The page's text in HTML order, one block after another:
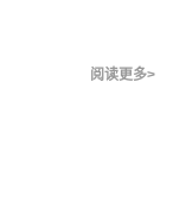
阅读更多>